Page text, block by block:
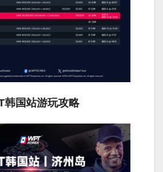
韩国站游玩攻略